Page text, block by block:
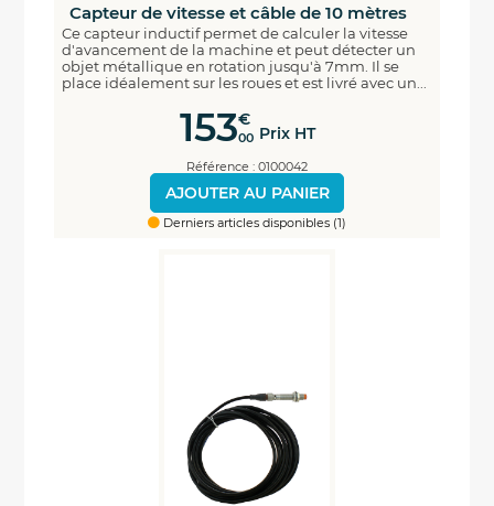
Capteur de vitesse et câble de 10 mètres
Ce capteur inductif permet de calculer la vitesse
d'avancement de la machine et peut détecter un
objet métallique en rotation jusqu'à 7mm. Il se
place idéalement sur les roues et est livré avec un...
153€
00 Prix HT
Référence : 0100042
AJOUTER AU PANIER
Derniers articles disponibles (1)